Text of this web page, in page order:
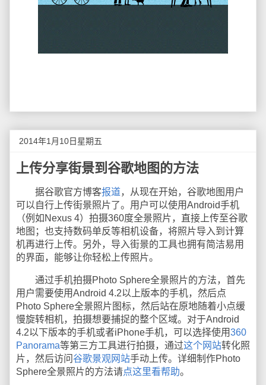
2014年1月10日星期五
上传分享街景到谷歌地图的方法
据谷歌官方博客报道，从现在开始，谷歌地图用户
可以自行上传街景照片了。用户可以使用Android手机
（例如Nexus 4）拍摄360度全景照片，直接上传至谷歌
地图；也支持数码单反等相机设备，将照片导入到计算
机再进行上传。另外，导入街景的工具也拥有简洁易用
的界面，能够让你轻松上传照片。
通过手机拍摄Photo Sphere全景照片的方法，首先
用户需要使用Android 4.2以上版本的手机，然后点
Photo Sphere全景照片图标，然后站在原地随着小点缓
慢旋转相机，拍摄想要捕捉的整个区域。对于Android
4.2以下版本的手机或者iPhone手机，可以选择使用360
Panorama等第三方工具进行拍摄，通过这个网站转化照
片，然后访问谷歌景观网站手动上传。详细制作Photo
Sphere全景照片的方法请点这里看帮助。